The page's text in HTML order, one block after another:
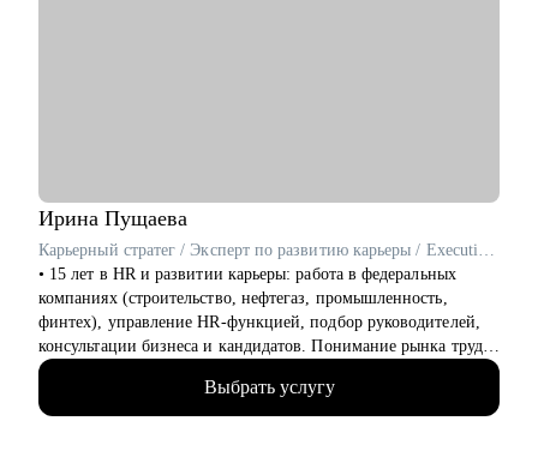
Ирина Пущаева
Карьерный стратег / Эксперт по развитию карьеры / Executive резюмерайтер / ex-HRD
• 15 лет в HR и развитии карьеры: работа в федеральных
компаниях (строительство, нефтегаз, промышленность,
финтех), управление HR-функцией, подбор руководителей,
консультации бизнеса и кандидатов. Понимание рынка труда
360°.
• 7 лет в роли эксперта и партнера hh.ru: провела тысячи
карьерных разборов, выступала на вебинарах и прямых
Выбрать услугу